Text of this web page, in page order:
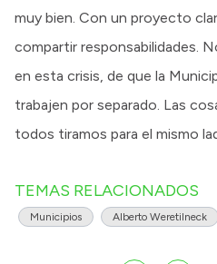
muy bien. Con un proyecto
compartir responsabilidades.
en esta crisis, de que la
trabajen por separado. Las
todos tiramos para el mismo
TEMAS RELACIONADOS
Municipios Alberto Weretilneck